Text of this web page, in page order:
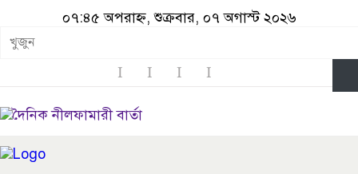
০৭:৪৫ অপরাহ্ন, শুক্রবার, ০৭ অগাস্ট ২০২৬